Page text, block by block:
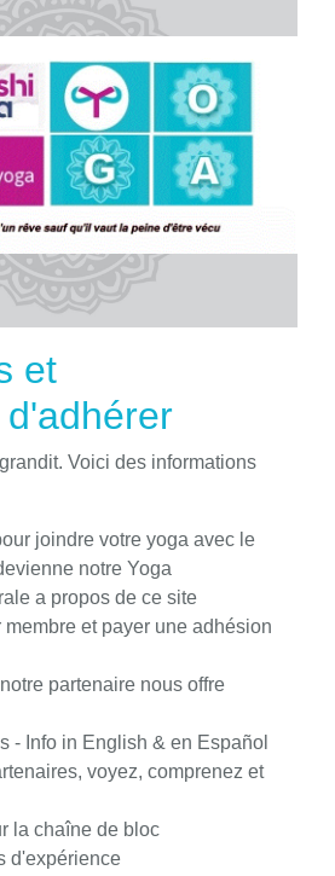
et
Voici des informations
joindre votre yoga avec le
notre Yoga
a propos de ce site
et payer une adhésion
partenaire nous offre
- Info in English & en Español
voyez, comprenez et
la chaîne de bloc
d'expérience